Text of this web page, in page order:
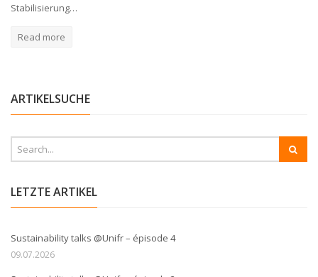
Stabilisierung…
Read more
ARTIKELSUCHE
LETZTE ARTIKEL
Sustainability talks @Unifr – épisode 4
09.07.2026